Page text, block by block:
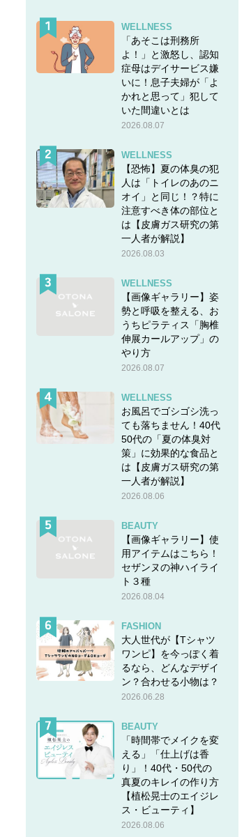
WELLNESS
「あそこは刑務所
よ！」と激怒し、認知
症母はデイサービス嫌
いに！息子夫婦が「よ
かれと思って」犯して
いた間違いとは
2026.08.07
WELLNESS
【恐怖】夏の体臭の犯
人は「トイレのあのニ
オイ」と同じ！？特に
注意すべき体の部位と
は【皮膚ガス研究の第
一人者が解説】
2026.08.03
WELLNESS
【画像ギャラリー】姿
勢と呼吸を整える、お
うちピラティス「胸椎
伸展カールアップ」の
やり方
2026.08.07
WELLNESS
お風呂でゴシゴシ洗っ
ても落ちません！40代
50代の「夏の体臭対
策」に効果的な食品と
は【皮膚ガス研究の第
一人者が解説】
2026.08.06
BEAUTY
【画像ギャラリー】使
用アイテムはこちら！
セザンヌの神ハイライ
ト３種
2026.08.04
FASHION
大人世代が【Tシャツ
ワンピ】を今っぽく着
るなら、どんなデザイ
ン？合わせる小物は？
2026.06.28
BEAUTY
「時間帯でメイクを変
える」「仕上げは香
り」！40代・50代の
真夏のキレイの作り方
【植松晃士のエイジレ
ス・ビューティ】
2026.08.06